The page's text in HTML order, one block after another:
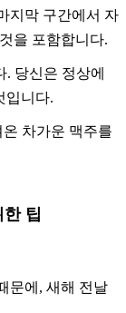
지막 구간에서 자
을 포함합니다.
당신은 정상에
입니다.
차가운 맥주를
팁
문에, 새해 전날